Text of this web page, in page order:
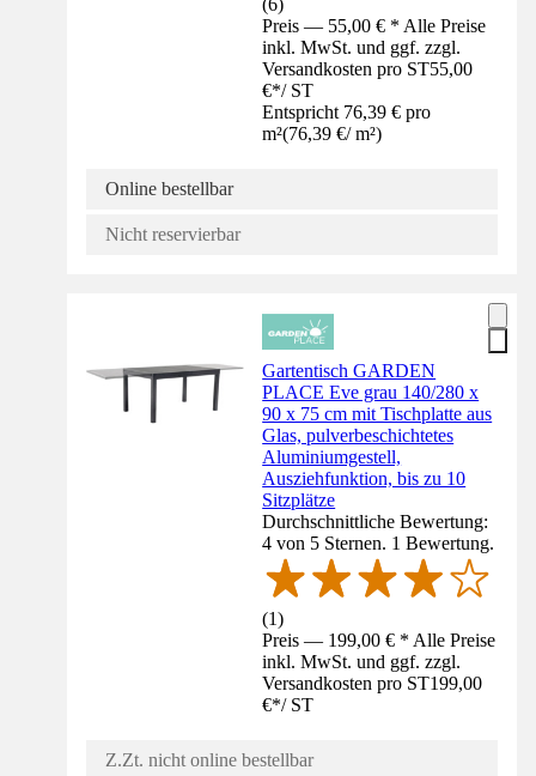
Preis — 55,00 € * Alle Preise
inkl. MwSt. und ggf. zzgl.
Versandkosten pro ST55,00
€*/ ST
Entspricht 76,39 € pro
m²(76,39 €/ m²)
Online bestellbar
Nicht reservierbar
Gartentisch GARDEN
PLACE Eve grau 140/280 x
90 x 75 cm mit Tischplatte aus
Glas, pulverbeschichtetes
Aluminiumgestell,
Ausziehfunktion, bis zu 10
Sitzplätze
Durchschnittliche Bewertung:
4 von 5 Sternen. 1 Bewertung.
(1)
Preis — 199,00 € * Alle Preise
inkl. MwSt. und ggf. zzgl.
Versandkosten pro ST199,00
€*/ ST
Z.Zt. nicht online bestellbar